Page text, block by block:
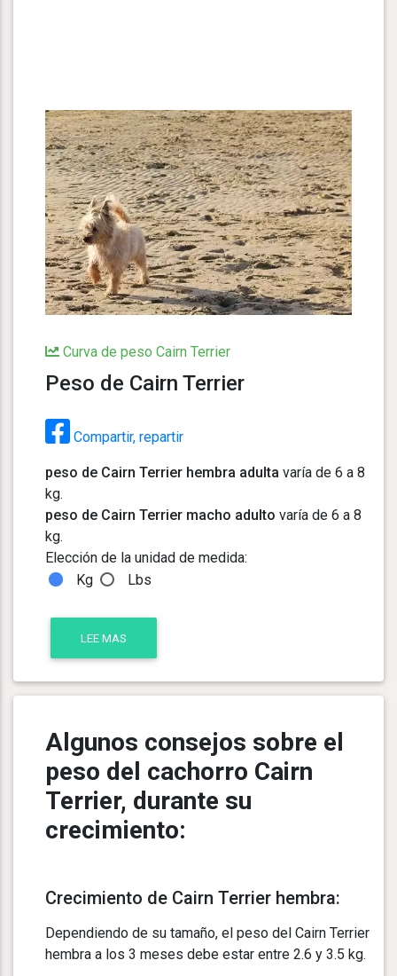
Curva de peso Cairn Terrier
Peso de Cairn Terrier
Compartir, repartir
peso de Cairn Terrier hembra adulta varía de 6 a 8
kg.
peso de Cairn Terrier macho adulto varía de 6 a 8
kg.
Elección de la unidad de medida:
Kg
Lbs
LEE MAS
Algunos consejos sobre el
peso del cachorro Cairn
Terrier, durante su
crecimiento:
Crecimiento de Cairn Terrier hembra:
Dependiendo de su tamaño, el peso del Cairn Terrier
hembra a los 3 meses debe estar entre 2.6 y 3.5 kg.